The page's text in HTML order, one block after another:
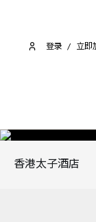
登录 / 立即
香港太子酒店